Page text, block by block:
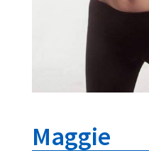
Maggie